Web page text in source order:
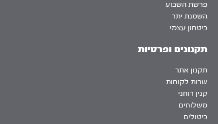
פרשת השבוע
השמנת יתר
ביטחון עצמי
תקנונים ופרטיות
תקנון אתר
שרות לקוחות
קנין רוחני
משלוחים
ביטולים